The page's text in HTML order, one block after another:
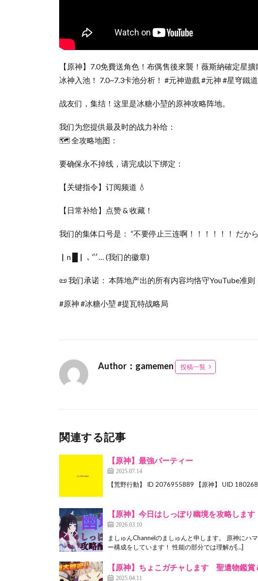
【原神】7.0免費送角色！布偶售後來襲！薇斯納確定星
冰神入池！ 7.0~7.3卡池分析！ #元神遊戲 #元神 #星穹鐵道
战友们，集结！这里是冰糖小堃的原神攻略阵地。
我们为您提供最及时的战力补给：
🗺️ 全攻略地图：
要确保永不掉线，请完成以下绑定：
【关键指令】订阅频道 💧
【日常补给】点赞 & 收藏！
我们的集体口号是： “不要停止三连啊！！！！！！ だか
▏n █▏ ､⺍… (我们的徽章)
📜 我们承诺： 本阵地产出的所有内容均恪守YouTube准则
#原神 #冰糖小堃 #提瓦特战略局
Author：gamemen 投稿一覧
関連する記事
【原神】最強パーティー
2025.07.14
【荒野行動】 ID 2076955889 【原神】 UID
【原神】今日はしっぽり幽境を攻略します
2026.03.10
ましゅんChannelのましゅんと申します。 原神にハ
ー構成をしています！ 性能の部分では理解が[…]
【原神】ちょこガチャします 聖遺物鑑賞
2025.04.11